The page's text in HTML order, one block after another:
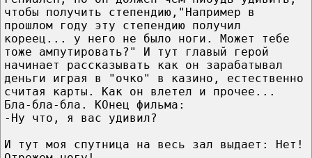
чтобы получить степендию,"Например в
прошлом году эту степендию получил
кореец... у него не было ноги. Может тебе
тоже ампутировать?" И тут главый герой
начинает рассказывать как он зарабатывал
деньги играя в "очко" в казино, естественно
считая карты. Как он влетел и прочее...
Бла-бла-бла. КОнец фильма:
-Ну что, я вас удивил?
И тут моя спутница на весь зал выдает: Нет!